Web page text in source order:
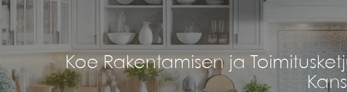
Koe Rakentamisen ja